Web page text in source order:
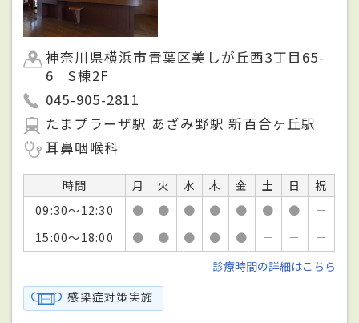
神奈川県横浜市青葉区美しが丘西3丁目65-
6 S棟2F
045-905-2811
たまプラーザ駅 あざみ野駅 新百合ヶ丘駅
耳鼻咽喉科
時間 月 火 水 木 金 土 日
祝
09:30～12:30
● ● ● ● ● ● ●
－
15:00～18:00
● ● ● ● ● － －
－
診療時間の詳細はこちら
感染症対策実施